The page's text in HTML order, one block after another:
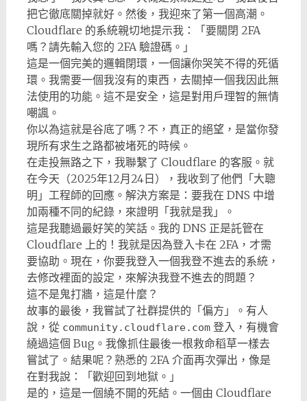
把它徹底關掉就好。然後，我迎來了第一個高潮。
Cloudflare 的系統親切地提示我：「要關閉 2FA
嗎？請先輸入您的 2FA 驗證碼。」
這是一個完美的邏輯閉環，一個讓你哭笑不得的死循
環。我需要一個我沒有的東西，去關掉一個我因此無
法使用的功能。這不是安全，這是對用戶理智的無情
嘲諷。
你以為這就是谷底了嗎？不，真正的絕望，是當你發
現所有求生之路都被堵死的時候。
在走投無路之下，我聯繫了 Cloudflare 的客服。就
在今天（2025年12月24日），我收到了他們「大聰
明」工程師的回應。解決方案是：要我在 DNS 中增
加兩種不同的紀錄，來證明「我就是我」。
這是我聽過最好笑的笑話。我的 DNS 正是託管在
Cloudflare 上的！我就是因為登入卡在 2FA，才需
要協助。現在，你要我登入一個我登不進去的系統，
去修改裡面的設定，來解決我登不進去的問題？
這不是鬼打牆，這是什麼？
故事的最後，我嘗試了社群提供的「偏方」。有人
說，從 community.cloudflare.com登入，有機會
繞過這個 Bug。我像抓住最後一根救命稻草一樣去
嘗試了。結果呢？熟悉的 2FA 介面再次彈出，像是
在對我說：「歡迎回到地獄。」
是的，這是一個繞不開的死結。一個由 Cloudflare